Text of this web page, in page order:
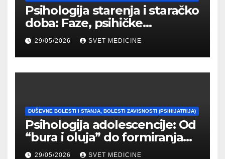
Psihologija starenja i staračko
doba: Faze, psihičke
promene i tipovi
prilagođavanja
29/05/2026 SVET MEDICINE
DUŠEVNE BOLESTI I STANJA, BOLESTI ZAVISNOSTI (PSIHIJATRIJA)
Psihologija adolescencije: Od
“bura i oluja” do formiranja
stabilnog identiteta
29/05/2026 SVET MEDICINE